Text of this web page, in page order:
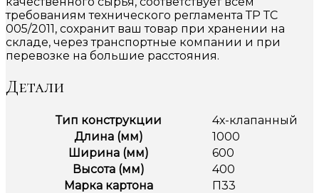
требованиям технического регламента ТР ТС
005/2011, сохранит ваш товар при хранении на
складе, через транспортные компании и при
перевозке на большие расстояния.
Детали
Тип конструкции
4х-клапанный
Длина (мм)
1000
Ширина (мм)
600
Высота (мм)
400
Марка картона
П33